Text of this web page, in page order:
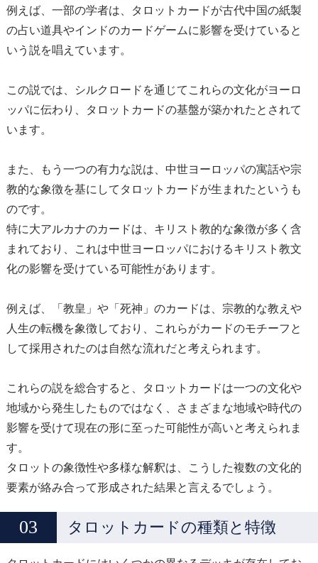
例えば、一部の学者は、タロットカードが古代中国の紙製
の占い道具やインドのカードゲームに影響を受けていると
いう説を唱えています。
この説では、シルクロードを通じてこれらの文化がヨーロ
ッパに伝わり、タロットカードの基盤が築かれたとされて
います。
また、もう一つの有力な説は、中世ヨーロッパの寓話や宗
教的な象徴を基にしてタロットカードが生まれたというも
のです。
特に大アルカナのカードは、キリスト教的な象徴が多く含
まれており、これは中世ヨーロッパにおけるキリスト教文
化の影響を受けている可能性があります。
例えば、「教皇」や「死神」のカードは、宗教的な教えや
人生の転機を象徴しており、これらがカードのモチーフと
して採用されたのは自然な流れだと考えられます。
これらの説を総合すると、タロットカードは一つの文化や
地域から発生したものではなく、さまざまな地域や時代の
影響を受けて現在の形に至った可能性が高いと考えられま
す。
タロットの象徴性や多様な解釈は、こうした複数の文化的
要素が絡み合って形成された結果と言えるでしょう。
タロットカードの種類と特徴